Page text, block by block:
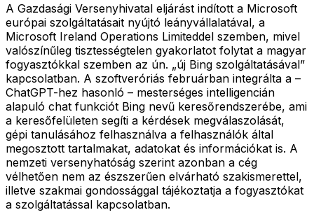
A Gazdasági Versenyhivatal eljárást indított a Microsoft
európai szolgáltatásait nyújtó leányvállalatával, a
Microsoft Ireland Operations Limiteddel szemben, mivel
valószínűleg tisztességtelen gyakorlatot folytat a magyar
fogyasztókkal szemben az ún. „új Bing szolgáltatásával”
kapcsolatban. A szoftveróriás februárban integrálta a –
ChatGPT-hez hasonló – mesterséges intelligencián
alapuló chat funkciót Bing nevű keresőrendszerébe, ami
a keresőfelületen segíti a kérdések megválaszolását,
gépi tanulásához felhasználva a felhasználók által
megosztott tartalmakat, adatokat és információkat is. A
nemzeti versenyhatóság szerint azonban a cég
vélhetően nem az észszerűen elvárható szakismerettel,
illetve szakmai gondossággal tájékoztatja a fogyasztókat
a szolgáltatással kapcsolatban.